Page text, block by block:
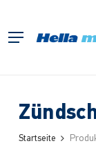
springen
Menü
Startseite